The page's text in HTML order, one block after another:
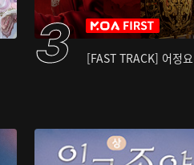
[FAST TRACK] 어정요